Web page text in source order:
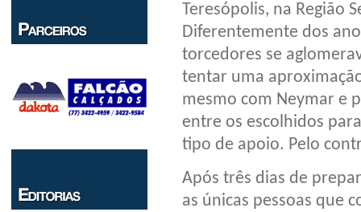
Teresópolis, na Região
Diferentemente dos
torcedores se
tentar uma
mesmo com Neymar e
entre os escolhidos
tipo de apoio. Pelo
Após três dias de
as únicas pessoas que